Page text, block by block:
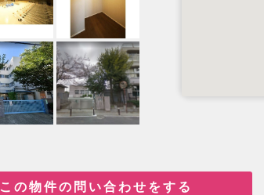
この物件の問い合わせをする